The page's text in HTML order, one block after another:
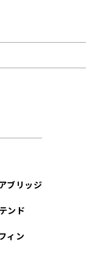
ブリッジ
ンド
ィン